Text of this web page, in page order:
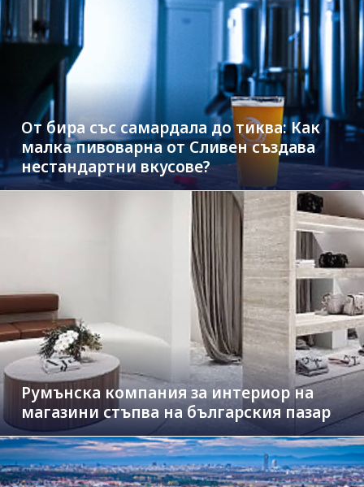
От бира със самардала до тиква: Как
малка пивоварна от Сливен създава
нестандартни вкусове?
Румънска компания за интериор на
магазини стъпва на българския пазар